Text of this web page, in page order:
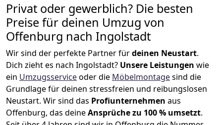
Privat oder gewerblich? Die besten
Preise für deinen Umzug von
Offenburg nach Ingolstadt
Wir sind der perfekte Partner fürdeinen Neustart.
Dich zieht es nach Ingolstadt? Unsere Leistungen wie
ein Umzugsserviceoder die Möbelmontagesind die
Grundlage für deinen stressfreien und reibungslosen
Neustart. Wir sind das Profiunternehmen aus
Offenburg, das deineAnsprüche zu 100 % umsetzt.